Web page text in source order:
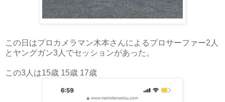
この日はプロカメラマン木本さんによるプロサーファー2人
とヤングガン3人でセッションがあった。
この3人は15歳 15歳 17歳